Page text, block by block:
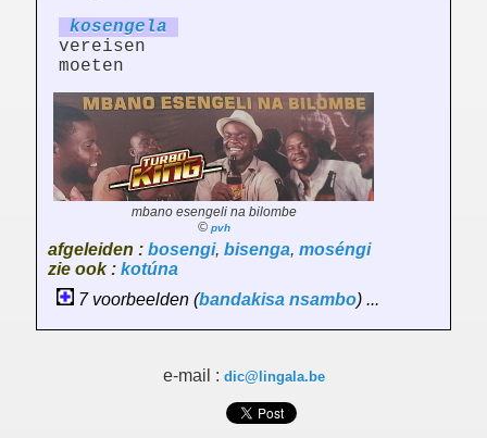
kosengela
vereisen
moeten
mbano esengeli na bilombe
© pvh
afgeleiden : bosengi, bisenga, moséngi
zie ook : kotúna
7 voorbeelden (bandakisa nsambo) ...
e-mail : dic@lingala.be